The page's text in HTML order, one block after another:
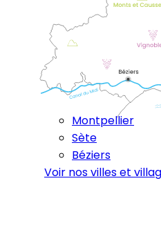
Montpellier
Sète
Béziers
Voir nos villes et